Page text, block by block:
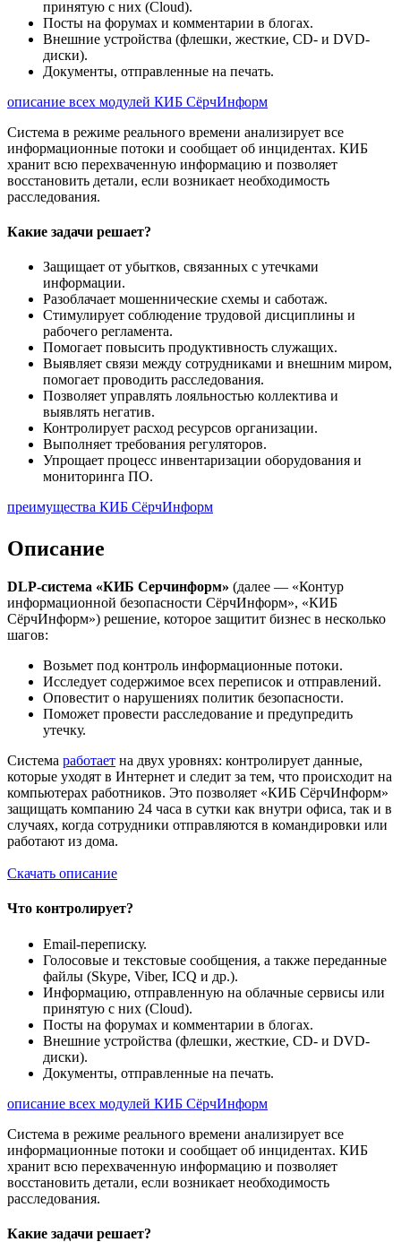
принятую с них (Cloud).
Посты на форумах и комментарии в блогах.
Внешние устройства (флешки, жесткие, CD- и DVD-
диски).
Документы, отправленные на печать.
описание всех модулей КИБ СёрчИнформ
Система в режиме реального времени анализирует все
информационные потоки и сообщает об инцидентах. КИБ
хранит всю перехваченную информацию и позволяет
восстановить детали, если возникает необходимость
расследования.
Какие задачи решает?
Защищает от убытков, связанных с утечками
информации.
Разоблачает мошеннические схемы и саботаж.
Стимулирует соблюдение трудовой дисциплины и
рабочего регламента.
Помогает повысить продуктивность служащих.
Выявляет связи между сотрудниками и внешним миром,
помогает проводить расследования.
Позволяет управлять лояльностью коллектива и
выявлять негатив.
Контролирует расход ресурсов организации.
Выполняет требования регуляторов.
Упрощает процесс инвентаризации оборудования и
мониторинга ПО.
преимущества КИБ СёрчИнформ
Описание
DLP-система «КИБ Серчинформ» (далее — «Контур
информационной безопасности СёрчИнформ», «КИБ
СёрчИнформ») решение, которое защитит бизнес в несколько
шагов:
Возьмет под контроль информационные потоки.
Исследует содержимое всех переписок и отправлений.
Оповестит о нарушениях политик безопасности.
Поможет провести расследование и предупредить
утечку.
Система работает на двух уровнях: контролирует данные,
которые уходят в Интернет и следит за тем, что происходит на
компьютерах работников. Это позволяет «КИБ СёрчИнформ»
защищать компанию 24 часа в сутки как внутри офиса, так и в
случаях, когда сотрудники отправляются в командировки или
работают из дома.
Скачать описание
Что контролирует?
Email-переписку.
Голосовые и текстовые сообщения, а также переданные
файлы (Skype, Viber, ICQ и др.).
Информацию, отправленную на облачные сервисы или
принятую с них (Cloud).
Посты на форумах и комментарии в блогах.
Внешние устройства (флешки, жесткие, CD- и DVD-
диски).
Документы, отправленные на печать.
описание всех модулей КИБ СёрчИнформ
Система в режиме реального времени анализирует все
информационные потоки и сообщает об инцидентах. КИБ
хранит всю перехваченную информацию и позволяет
восстановить детали, если возникает необходимость
расследования.
Какие задачи решает?